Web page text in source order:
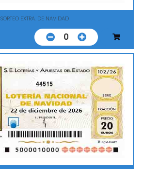
SORTEO EXTRA. DE NAVIDAD
0
44515